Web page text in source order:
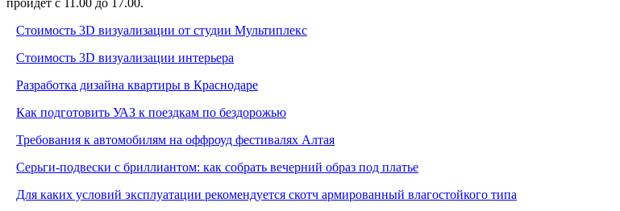
Стоимость 3D визуализации от студии Мультиплекс
Стоимость 3D визуализации интерьера
Разработка дизайна квартиры в Краснодаре
Как подготовить УАЗ к поездкам по бездорожью
Требования к автомобилям на оффроуд фестивалях Алтая
Серьги-подвески с бриллиантом: как собрать вечерний образ под платье
Для каких условий эксплуатации рекомендуется скотч армированный влагостойкого типа